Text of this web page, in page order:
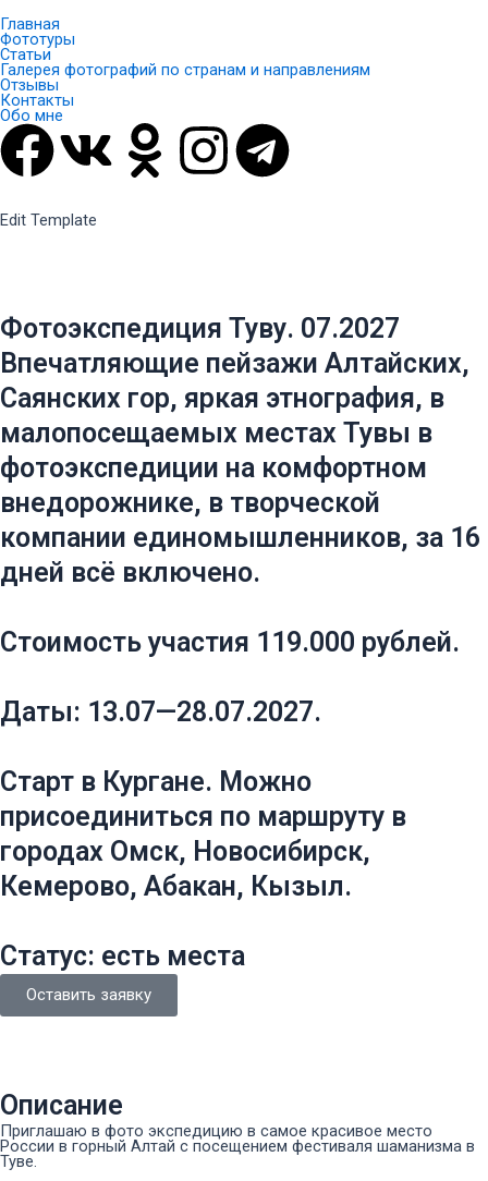
Главная
Фототуры
Статьи
Галерея фотографий по странам и направлениям
Отзывы
Контакты
Обо мне
F
a
e
b
o
o
k
V
k
O
o
k
l
a
s
s
n
i
i
I
t
a
g
r
a
m
T
e
g
r
a
m
Edit Template
Фотоэкспедиция Туву. 07.2027
Впечатляющие пейзажи Алтайских,
Саянских гор, яркая этнография, в
малопосещаемых местах Тувы в
фотоэкспедиции на комфортном
внедорожнике, в творческой
компании единомышленников, за 16
дней всё включено.
Стоимость участия 119.000 рублей.
Даты: 13.07—28.07.2027.
Старт в Кургане. Можно
присоединиться по маршруту в
городах Омск, Новосибирск,
Кемерово, Абакан, Кызыл.
Статус: есть места
Оставить заявку
Описание
Приглашаю в фото экспедицию в самое красивое место
России в горный Алтай с посещением фестиваля шаманизма в
Туве.